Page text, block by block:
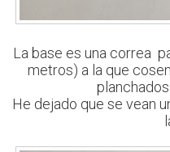
La base es una correa
metros) a la que
He dejado que se vean